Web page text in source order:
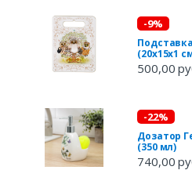
-9%
(20х15х1
500,00
-22%
Дозатор
(350 мл)
740,00